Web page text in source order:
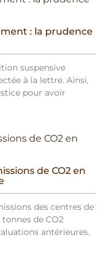
: la prudence
suspensive
à la lettre. Ainsi,
pour avoir
de CO2 en
des centres de
de CO2
antérieures.